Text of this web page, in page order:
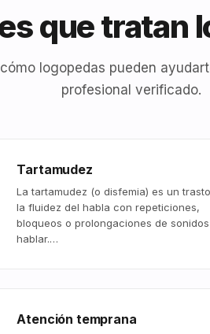
que tratan
logopedas pueden
profesional verificado.
Tartamudez
La tartamudez (o disfemia) es un
la fluidez del habla con repeticiones,
bloqueos o prolongaciones de
hablar.…
Atención temprana